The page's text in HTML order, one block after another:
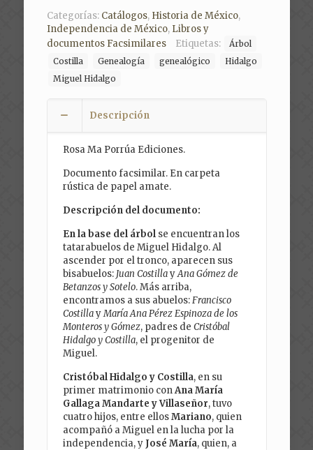
Miguel
Hidalgo
y
Costilla"
cantidad
Categorías: Catálogos, Historia de México,
Independencia de México, Libros y
documentos Facsimilares
Etiquetas:
Árbol
Costilla
Genealogía genealógico
Hidalgo
Miguel Hidalgo
Descripción
Rosa Ma Porrúa Ediciones.
Documento facsimilar. En carpeta
rústica de papel amate.
Descripción del documento:
En la base del árbol se encuentran los
tatarabuelos de Miguel Hidalgo. Al
ascender por el tronco, aparecen sus
bisabuelos:Juan CostillayAna Gómez de
Betanzos y Sotelo. Más arriba,
encontramos a sus abuelos:Francisco
CostillayMaría Ana Pérez Espinoza de los
Monteros y Gómez, padres deCristóbal
Hidalgo y Costilla, el progenitor de
Miguel.
Cristóbal Hidalgo y Costilla, en su
primer matrimonio conAna María
Gallaga Mandarte y Villaseñor, tuvo
cuatro hijos, entre ellosMariano, quien
acompañó a Miguel en la lucha por la
independencia, y José María, quien, a